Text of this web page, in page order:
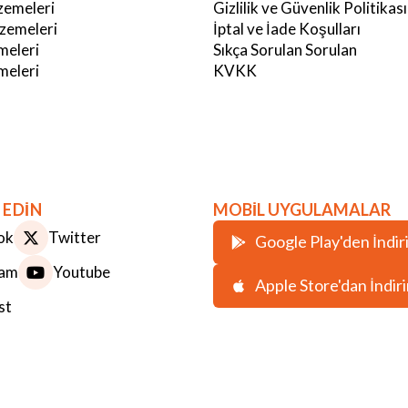
Gizlilik ve Güvenlik Politikası
İptal ve İade Koşulları
Sıkça Sorulan Sorulan
KVKK
Twitter
Youtube
MOBİL UYGULAMALAR
Google Play'den
Apple Store'dan